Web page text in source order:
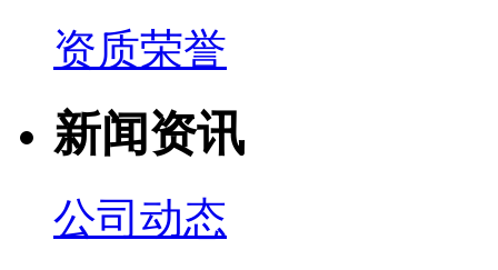
资质荣誉
新闻资讯
公司动态